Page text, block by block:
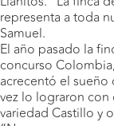
representa a toda
Samuel.
El año pasado la
concurso
acrecentó el sueño
vez lo lograron
variedad Castillo y